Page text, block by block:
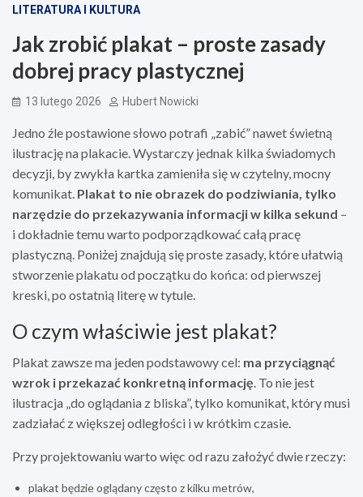
LITERATURA I KULTURA
Jak zrobić plakat – proste zasady
dobrej pracy plastycznej
13 lutego 2026 Hubert Nowicki
Jedno źle postawione słowo potrafi „zabić” nawet świetną
ilustrację na plakacie. Wystarczy jednak kilka świadomych
decyzji, by zwykła kartka zamieniła się w czytelny, mocny
komunikat. Plakat to nie obrazek do podziwiania, tylko
narzędzie do przekazywania informacji w kilka sekund –
i dokładnie temu warto podporządkować całą pracę
plastyczną. Poniżej znajdują się proste zasady, które ułatwią
stworzenie plakatu od początku do końca: od pierwszej
kreski, po ostatnią literę w tytule.
O czym właściwie jest plakat?
Plakat zawsze ma jeden podstawowy cel: ma przyciągnąć
wzrok i przekazać konkretną informację . To nie jest
ilustracja „do oglądania z bliska”, tylko komunikat, który musi
zadziałać z większej odległości i w krótkim czasie.
Przy projektowaniu warto więc od razu założyć dwie rzeczy:
plakat będzie oglądany często z kilku metrów,